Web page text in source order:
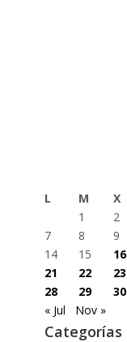
L
M X
1
2
7
8 9
14
15 16
21
22 23
28
29 30
« Jul
Nov »
Categorías